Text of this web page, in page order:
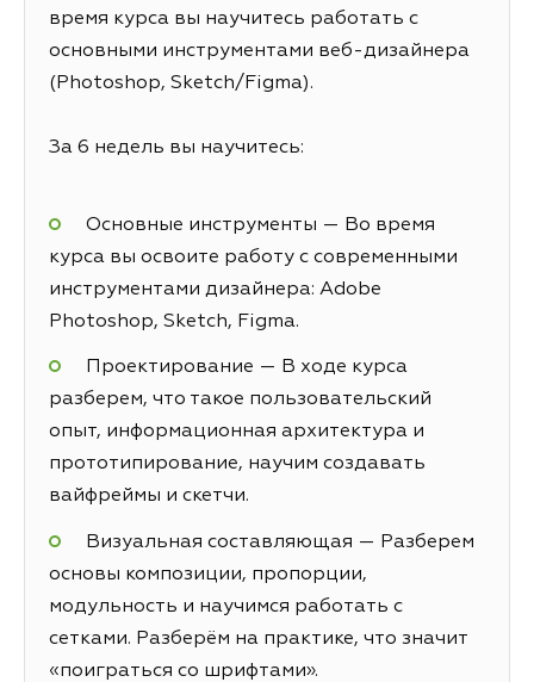
время курса вы научитесь работать с
основными инструментами веб-дизайнера
(Photoshop, Sketch/Figma).
За 6 недель вы научитесь:
Основные инструменты — Во время
курса вы освоите работу с современными
инструментами дизайнера: Adobe
Photoshop, Sketch, Figma.
Проектирование — В ходе курса
разберем, что такое пользовательский
опыт, информационная архитектура и
прототипирование, научим создавать
вайфреймы и скетчи.
Визуальная составляющая — Разберем
основы композиции, пропорции,
модульность и научимся работать с
сетками. Разберём на практике, что значит
«поиграться со шрифтами».